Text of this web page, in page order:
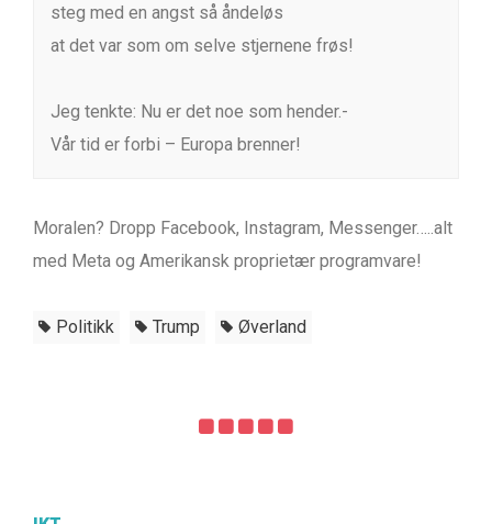
steg med en angst så åndeløs
at det var som om selve stjernene frøs!
Jeg tenkte: Nu er det noe som hender.-
Vår tid er forbi – Europa brenner!
Moralen? Dropp Facebook, Instagram, Messenger…..alt
med Meta og Amerikansk proprietær programvare!
Politikk Trump Øverland